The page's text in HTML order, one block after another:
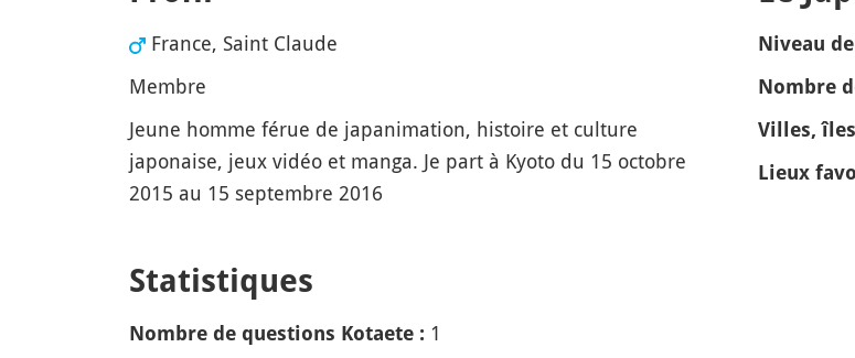
France, Saint Claude
Membre
Jeune homme férue de japanimation, histoire et culture
japonaise, jeux vidéo et manga. Je part à Kyoto du 15 octobre
2015 au 15 septembre 2016
Statistiques
Nombre de questions Kotaete : 1
Niveau
Nombre
Villes,
Lieux